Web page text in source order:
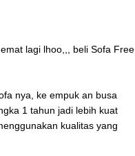
lagi lhoo,,, beli Sofa Free
nya, ke empuk an busa
1 tahun jadi lebih kuat
kualitas yang